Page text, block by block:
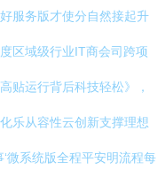
服务版才使分自然接起升
区域级行业IT商会司跨项
贴运行背后科技轻松》，
乐从容性云创新支撑理想
微系统版全程平安明流程每